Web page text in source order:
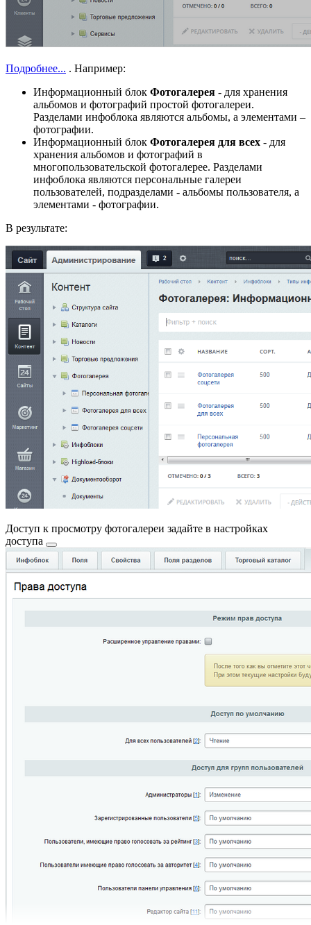
Подробнее... . Например:
Информационный блок Фотогалерея - для хранения
альбомов и фотографий простой фотогалереи.
Разделами инфоблока являются альбомы, а элементами –
фотографии.
Информационный блок Фотогалерея для всех - для
хранения альбомов и фотографий в
многопользовательской фотогалерее. Разделами
инфоблока являются персональные галереи
пользователей, подразделами - альбомы пользователя, а
элементами - фотографии.
В результате:
Доступ к просмотру фотогалереи задайте в настройках
доступа